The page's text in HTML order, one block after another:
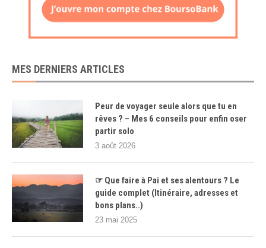
MES DERNIERS ARTICLES
Peur de voyager seule alors que tu en
rêves ? – Mes 6 conseils pour enfin oser
partir solo
3 août 2026
☞ Que faire à Pai et ses alentours ? Le
guide complet (Itinéraire, adresses et
bons plans..)
23 mai 2025